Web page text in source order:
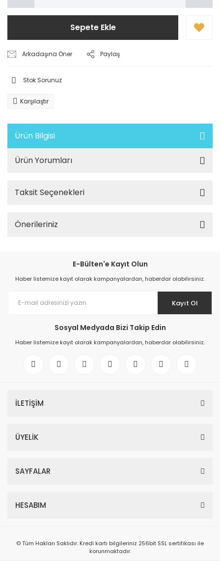
Sepete Ekle
Arkadaşına Öner Paylaş
Stok Sorunuz
Karşılaştır
Ürün Bilgisi
Ürün Yorumları
Taksit Seçenekleri
Önerileriniz
E-Bülten'e Kayıt Olun
Haber listemize kayıt olarak kampanyalardan, haberdar olabilirsiniz.
Kayıt Ol
Sosyal Medyada Bizi Takip Edin
Haber listemize kayıt olarak kampanyalardan, haberdar olabilirsiniz.
İLETİŞİM
ÜYELİK
SAYFALAR
HESABIM
© Tüm Hakları Saklıdır. Kredi kartı bilgileriniz 256bit SSL sertifikası ile
korunmaktadır.